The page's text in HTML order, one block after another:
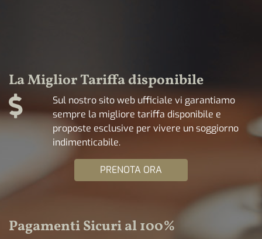
La Miglior Tariffa disponibile
Sul nostro sito web ufficiale vi garantiamo
sempre la migliore tariffa disponibile e
proposte esclusive per vivere un soggiorno
indimenticabile.
PRENOTA ORA
Pagamenti Sicuri al 100%